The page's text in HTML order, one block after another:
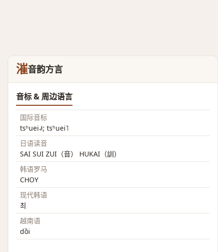
漼音韵方言
音标 & 周边语言
国际音标
tsʰuei˨˩˦; tsʰuei˥
日语读音
SAI SUI ZUI（音） HUKAI（訓）
韩语罗马
CHOY
现代韩语
최
越南语
dồi